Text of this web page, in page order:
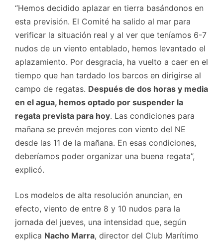
“Hemos decidido aplazar en tierra basándonos en
esta previsión. El Comité ha salido al mar para
verificar la situación real y al ver que teníamos 6-7
nudos de un viento entablado, hemos levantado el
aplazamiento. Por desgracia, ha vuelto a caer en el
tiempo que han tardado los barcos en dirigirse al
campo de regatas. Después de dos horas y media
en el agua, hemos optado por suspender la
regata prevista para hoy. Las condiciones para
mañana se prevén mejores con viento del NE
desde las 11 de la mañana. En esas condiciones,
deberíamos poder organizar una buena regata”,
explicó.
Los modelos de alta resolución anuncian, en
efecto, viento de entre 8 y 10 nudos para la
jornada del jueves, una intensidad que, según
explica Nacho Marra, director del Club Marítimo